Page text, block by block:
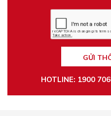
GỬI
HOTLINE: 1900